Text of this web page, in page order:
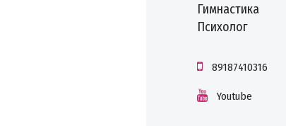
Гимнастика
Психолог
89187410316
Youtube